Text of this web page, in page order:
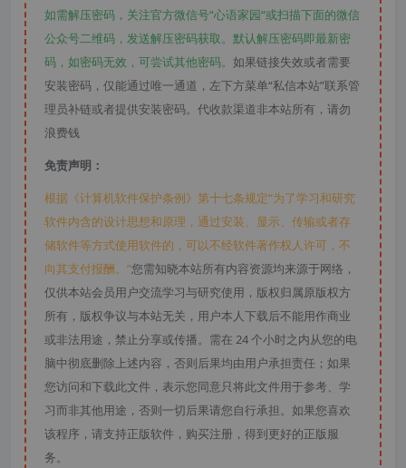
如需解压密码，关注官方微信号“心语家园“或扫描下面的微信
公众号二维码，发送解压密码获取。默认解压密码即最新密
码，如密码无效，可尝试其他密码。 如果链接失效或者需要
安装密码，仅能通过唯一通道，左下方菜单“私信本站”联系管
理员补链或者提供安装密码。代收款渠道非本站所有，请勿
浪费钱
免责声明：
根据《计算机软件保护条例》第十七条规定“为了学习和研究
软件内含的设计思想和原理，通过安装、显示、传输或者存
储软件等方式使用软件的，可以不经软件著作权人许可，不
向其支付报酬。”您需知晓本站所有内容资源均来源于网络，
仅供本站会员用户交流学习与研究使用，版权归属原版权方
所有，版权争议与本站无关，用户本人下载后不能用作商业
或非法用途，禁止分享或传播。需在 24 个小时之内从您的电
脑中彻底删除上述内容，否则后果均由用户承担责任；如果
您访问和下载此文件，表示您同意只将此文件用于参考、学
习而非其他用途，否则一切后果请您自行承担。如果您喜欢
该程序，请支持正版软件，购买注册，得到更好的正版服
务。